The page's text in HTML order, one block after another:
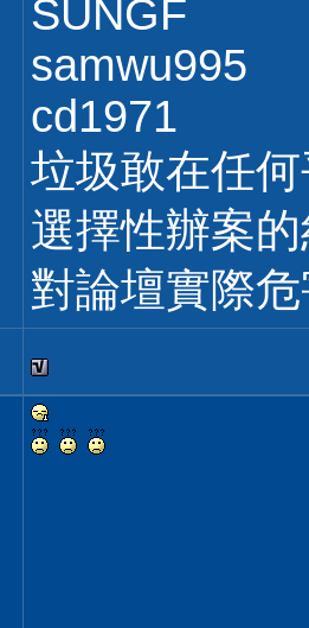
SUNGF
samwu995
cd1971
垃圾敢在任
選擇性辦案
對論壇實際